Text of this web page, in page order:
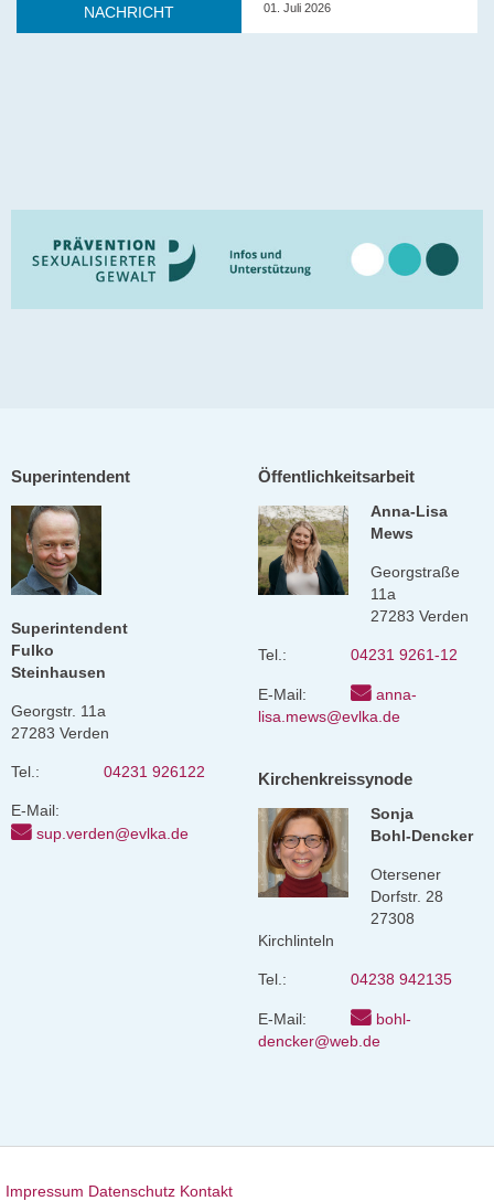
NACHRICHT 01. Juli 2026
Superintendent
Superintendent
Fulko
Steinhausen
Georgstr. 11a
27283 Verden
Tel.: 04231 926122
E-Mail:
sup.verden@evlka.de
Öffentlichkeitsarbeit
Anna-Lisa
Mews
Georgstraße
11a
27283 Verden
Tel.: 04231 9261-12
E-Mail:
anna-
lisa.mews@evlka.de
Kirchenkreissynode
Sonja
Bohl-Dencker
Otersener
Dorfstr. 28
27308
Kirchlinteln
Tel.: 04238 942135
E-Mail:
bohl-
dencker@web.de
Impressum Datenschutz Kontakt